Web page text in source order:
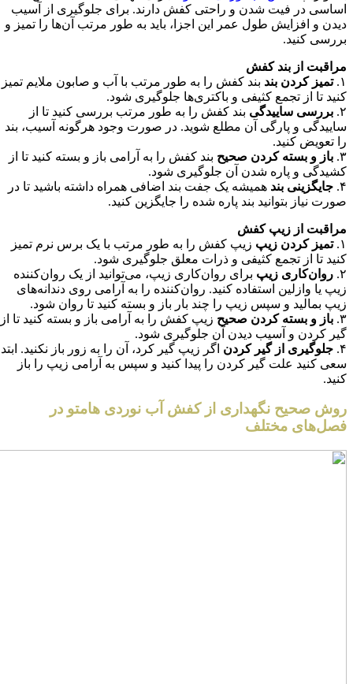
اساسی در فیت شدن و راحتی کفش دارند. برای جلوگیری از آسیب
دیدن و افزایش طول عمر این اجزا، باید به طور مرتب آن‌ها را تمیز و
بررسی کنید.
مراقبت از بند کفش
۱. تمیز کردن بند بند کفش را به طور مرتب با آب و صابون ملایم تمیز
کنید تا از تجمع کثیفی و باکتری‌ها جلوگیری شود.
۲. بررسی ساییدگی بند کفش را به طور مرتب بررسی کنید تا از
ساییدگی و پارگی آن مطلع شوید. در صورت وجود هرگونه آسیب، بند
را تعویض کنید.
۳. باز و بسته کردن صحیح بند کفش را به آرامی باز و بسته کنید تا از
کشیدگی و پاره شدن آن جلوگیری شود.
۴. جایگزینی بند همیشه یک جفت بند اضافی همراه داشته باشید تا در
صورت نیاز بتوانید بند پاره شده را جایگزین کنید.
مراقبت از زیپ کفش
۱. تمیز کردن زیپ زیپ کفش را به طور مرتب با یک برس نرم تمیز
کنید تا از تجمع کثیفی و ذرات معلق جلوگیری شود.
۲. روان‌کاری زیپ برای روان‌کاری زیپ، می‌توانید از یک روان‌کننده
زیپ یا وازلین استفاده کنید. روان‌کننده را به آرامی روی دندانه‌های
زیپ بمالید و سپس زیپ را چند بار باز و بسته کنید تا روان شود.
۳. باز و بسته کردن صحیح زیپ کفش را به آرامی باز و بسته کنید تا از
گیر کردن و آسیب دیدن آن جلوگیری شود.
۴. جلوگیری از گیر کردن اگر زیپ گیر کرد، آن را به زور باز نکنید.
سعی کنید علت گیر کردن را پیدا کنید و سپس به آرامی زیپ را باز
کنید.
روش صحیح نگهداری از کفش آب نوردی هامتو در
فصل‌های مختلف